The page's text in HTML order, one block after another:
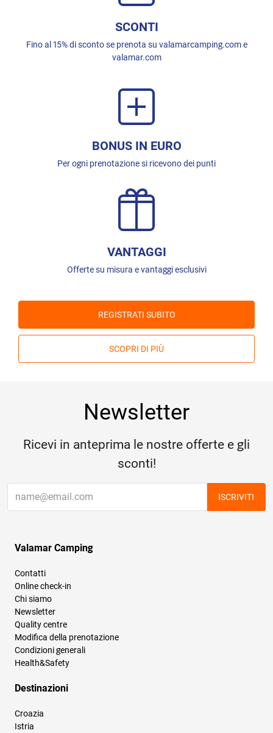
SCONTI
Fino al 15% di sconto se prenota su valamarcamping.com e
valamar.com
BONUS IN EURO
Per ogni prenotazione si ricevono dei punti
VANTAGGI
Offerte su misura e vantaggi esclusivi
REGISTRATI SUBITO
SCOPRI DI PIÙ
Newsletter
Ricevi in anteprima le nostre offerte e gli
sconti!
ISCRIVITI
Valamar Camping
Contatti
Online check-in
Chi siamo
Newsletter
Quality centre
Modifica della prenotazione
Condizioni generali
Health&Safety
Destinazioni
Croazia
Istria